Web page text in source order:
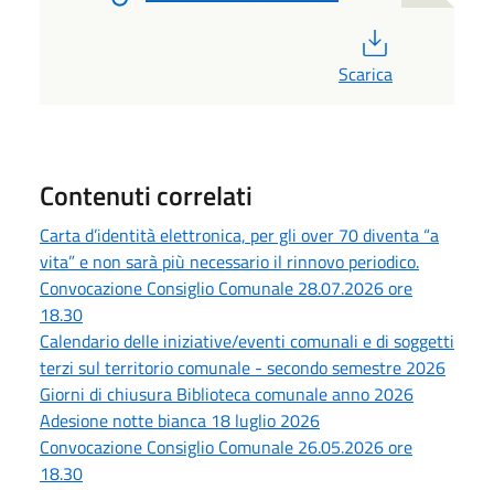
Scarica
Contenuti correlati
Carta d’identità elettronica, per gli over 70 diventa “a
vita” e non sarà più necessario il rinnovo periodico.
Convocazione Consiglio Comunale 28.07.2026 ore
18.30
Calendario delle iniziative/eventi comunali e di soggetti
terzi sul territorio comunale - secondo semestre 2026
Giorni di chiusura Biblioteca comunale anno 2026
Adesione notte bianca 18 luglio 2026
Convocazione Consiglio Comunale 26.05.2026 ore
18.30